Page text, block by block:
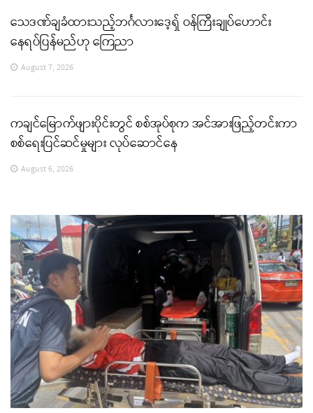
သေဒဏ်ချခံထားသည့်ဘင်္ဂလားဒေ့ရှ် ဝန်ကြီးချုပ်ဟောင်း
နေရပ်ပြန်မည်ဟု ကြေညာ
August 7, 2026
ကချင်မြောက်ဖျားပိုင်းတွင် စစ်အုပ်စုက အင်အားဖြည့်တင်းကာ
စစ်ရေးပြင်ဆင်မှုများ လုပ်ဆောင်နေ
August 6, 2026